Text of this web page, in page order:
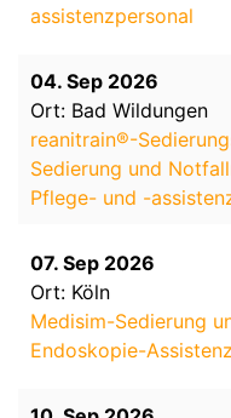
assistenzpersonal
04. Sep 2026
Ort: Bad Wildungen
reanitrain®-
Sedierung und
Pflege- und -
07. Sep 2026
Ort: Köln
Medisim-Sedierung
Endoskopie-